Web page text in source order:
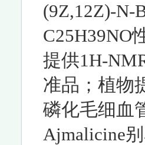
(9Z,12Z)-N-
C25H39NO
提供1H-
准品；植物
磷化毛细血
Ajmalicine